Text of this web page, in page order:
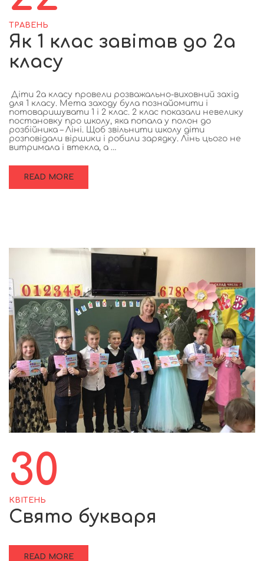
ТРАВЕНЬ
Як 1 клас завітав до 2а
класу
Діти 2а класу провели розважально-виховний захід
для 1 класу. Мета заходу була познайомити і
потоваришувати 1 і 2 клас. 2 клас показали невелику
постановку про школу, яка попала у полон до
розбійника – Ліні. Щоб звільнити школу діти
розповідали віршики і робили зарядку. Лінь цього не
витримала і втекла, а …
READ MORE
30
КВІТЕНЬ
Свято букваря
READ MORE